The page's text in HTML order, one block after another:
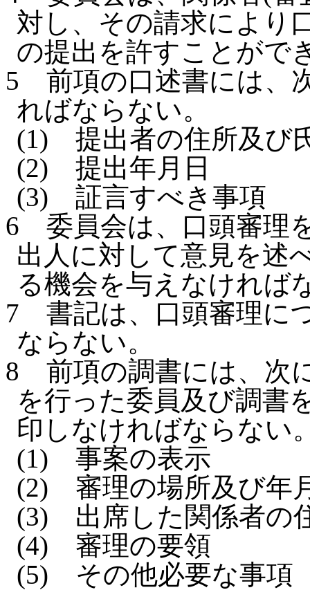
対し、その請求により
の提出を許すことがで
5 前項の口述書には、
ればならない。
(1) 提出者の住所及び
(2) 提出年月日
(3) 証言すべき事項
6 委員会は、口頭審理
出人に対して意見を述
る機会を与えなければ
7 書記は、口頭審理に
ならない。
8 前項の調書には、次
を行った委員及び調書
印しなければならない
(1) 事案の表示
(2) 審理の場所及び年
(3) 出席した関係者の
(4) 審理の要領
(5) その他必要な事項